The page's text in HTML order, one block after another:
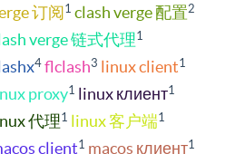
订阅1 clash verge 配置2
verge 链式代理1
4 flclash3 linux client1
proxy1 linux клиент1
代理1 linux 客户端1
client1 macos клиент1